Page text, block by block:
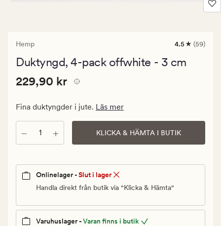
Hemp
59
med
4.5 (59)
Duktyngd, 4-pack offwhite - 3 cm
Pris
229,90
kr.
pris
229,90
Pris 229,90 kr
229,90 kr
Fina duktyngder i jute. Läs mer
Antal KLICKA & HÄMTA I BUTIK
Onlinelager -Slut i lager
Handla direkt från butik via "Klicka & Hämta"
Varuhuslager -Varan finns i butik